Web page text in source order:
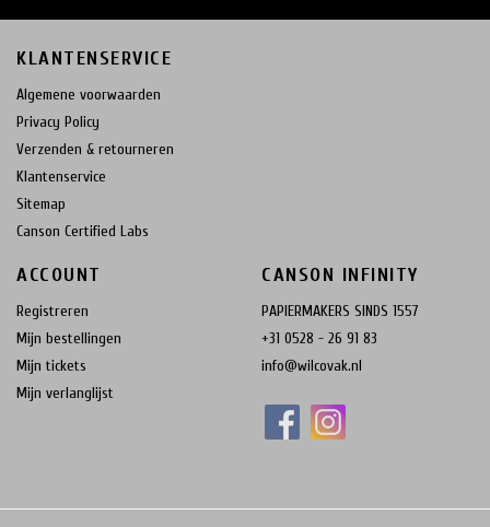
KLANTENSERVICE
Algemene voorwaarden
Privacy Policy
Verzenden & retourneren
Klantenservice
Sitemap
Canson Certified Labs
ACCOUNT
Registreren
Mijn bestellingen
Mijn tickets
Mijn verlanglijst
CANSON INFINITY
PAPIERMAKERS SINDS 1557
+31 0528 - 26 91 83
info@wilcovak.nl